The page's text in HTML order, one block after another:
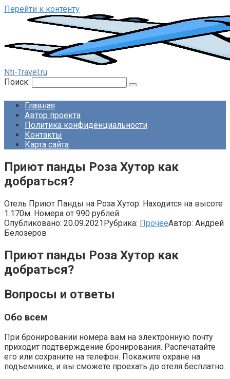
Перейти к контенту
Nti-Travel.ru
Поиск:
Главная
Автор проекта
Политика конфиденциальности
Контакты
Карта сайта
Приют панды Роза Хутор как
добраться?
Отель Приют Панды на Роза Хутор. Находится на высоте
1.170м. Номера от 990 рублей.
Опубликовано: 20.09.2021Рубрика: ПрочееАвтор: Андрей
Белозеров
Приют панды Роза Хутор как
добраться?
Вопросы и ответы
Обо всем
При бронировании номера вам на электронную почту
приходит подтверждение бронирования. Распечатайте
его или сохраните на телефон. Покажите охране на
подъемнике, и вы сможете проехать до отеля бесплатно.